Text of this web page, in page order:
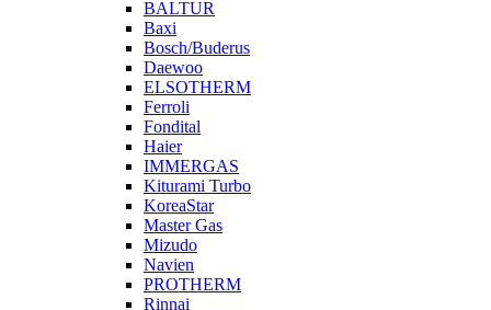
BALTUR
Baxi
Bosch/Buderus
Daewoo
ELSOTHERM
Ferroli
Fondital
Haier
IMMERGAS
Kiturami Turbo
KoreaStar
Master Gas
Mizudo
Navien
PROTHERM
Rinnai